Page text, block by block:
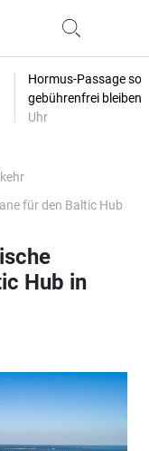
Hormus-Passage
gebührenfrei bleiben
Uhr
für den Baltic Hub
Hub in